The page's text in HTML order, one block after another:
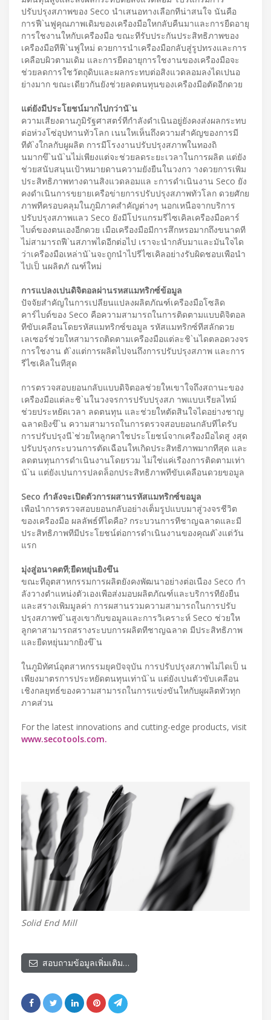
ปรับปรุงสภาพของ Seco นําเสนอทางเลือกทีน่าสนใจ นันคือ
การฟื`นฟูคุณภาพเดิมของเครืองมือใหกลับคืนมาและการยืดอายุ
การใชงานใหกับเครืองมือ ขณะทีรับประกันประสิทธิภาพของ
เครืองมือทีฟื`นฟูใหม่ ดวยการนําเครืองมือกลับสู่รูปทรงและการ
เคลือบผิวตามเดิม และการยืดอายุการใชงานของเครืองมือจะ
ช่วยลดการใชวัตถุดิบและผลกระทบต่อสิงแวดลอมลงไดเปนอ
ย่างมาก ขณะเดียวกันยังช่วยลดตนทุนของเครืองมือตัดอีกดวย
แต่ยังมีประโยชน์มากไปกว่านั`น
ความเสียงดานภูมิรัฐศาสตร์ทีกําลังดําเนินอยู่ยังคงส่งผลกระทบ
ต่อห่วงโซ่อุปทานทัวโลก เนนใหเห็นถึงความสําคัญของการมี
ทีตั`งใกลกับผูผลิต การมีโรงงานปรับปรุงสภาพในทองถิ
นมากขึ`นนั`นไม่เพียงแต่จะช่วยลดระยะเวลาในการผลิต แต่ยัง
ช่วยสนับสนุนเป้าหมายดานความยังยืนในวงกว างดวยการเพิม
ประสิทธิภาพทางดานสิงแวดลอมแล ะการดําเนินงาน Seco ยัง
คงดําเนินการขยายเครือข่ายการปรับปรุงสภาพทัวโลก ดวยศักย
ภาพทีครอบคลุมในภูมิภาคสําคัญต่างๆ นอกเหนือจากบริการ
ปรับปรุงสภาพแลว Seco ยังมีโปรแกรมรีไซเคิลเครืองมือคาร์
ไบด์ของตนเองอีกดวย เมือเครีองมือมีการสึกหรอมากถึงขนาดที
ไม่สามารถฟื`นสภาพไดอีกต่อไป เราจะนํากลับมาและมันใจได
ว่าเครืองมือเหล่านั`นจะถูกนําไปรีไซเคิลอย่างรับผิดชอบเพือนํา
ไปเป็ นผลิตภั ณฑ์ใหม่
การแปลงเปนดิจิตอลผ่านรหสแมทริกซ์ข้อมูล
ปัจจัยสําคัญในการเปลียนแปลงผลิตภัณฑ์เครืองมือโซลิด
คาร์ไบด์ของ Seco คือความสามารถในการติดตามแบบดิจิตอล
ทีขับเคลือนโดยรหัสแมทริกซ์ขอมูล รหัสแมทริกซ์ทีสลักดวย
เลเซอร์ช่วยใหสามารถติดตามเครืองมือแต่ละชิ`นไดตลอดวงจร
การใชงาน ตั`งแต่การผลิตไปจนถึงการปรับปรุงสภาพ และการ
รีไซเคิลในทีสุด
การตรวจสอบยอนกลับแบบดิจิตอลช่วยใหเขาใจถึงสถานะของ
เครืองมือแต่ละชิ`นในวงจรการปรับปรุงสภ าพแบบเรียลไทม์
ช่วยประหยัดเวลา ลดตนทุน และช่วยใหตัดสินใจไดอย่างชาญ
ฉลาดยิงขึ`น ความสามารถในการตรวจสอบยอนกลับทีไดรับ
การปรับปรุงนี`ช่วยใหลูกคาใชประโยชน์จากเครืองมือไดสู งสุด
ปรับปรุงกระบวนการตัดเฉือนใหเกิดประสิทธิภาพมากทีสุด และ
ลดตนทุนการดําเนินงานโดยรวม ไม่ใช่แค่เรืองการติดตามเท่า
นั`น แต่ยังเปนการปลดล็อกประสิทธิภาพทีขับเคลือนดวยขอมูล
Seco กําลังจะเปิดตัวการผสานรหัสแมทริกซ์ขอมูล
เพือนําการตรวจสอบยอนกลับอย่างเต็มรูปแบบมาสู่วงจรชีวิต
ของเครืองมือ ผลลัพธ์ทีไดคือ? กระบวนการทีชาญฉลาดและมี
ประสิทธิภาพทีมีประโยชน์ต่อการดําเนินงานของคุณตั`งแต่วัน
แรก
มุ่งสู่อนาคตที;ยืดหยุ่นยิงขึน
ขณะทีอุตสาหกรรมการผลิตยังคงพัฒนาอย่างต่อเนือง Seco กํา
ลังวางตําแหน่งตัวเองเพือส่งมอบผลิตภัณฑ์และบริการทียังยืน
และสรางเพิมมูลค่า การผสานรวมความสามารถในการปรับ
ปรุงสภาพขั`นสูงเขากับขอมูลและการวิเคราะห์ Seco ช่วยให
ลูกคาสามารถสรางระบบการผลิตทีชาญฉลาด มีประสิทธิภาพ
และยืดหยุ่นมากยิงขึ`น
ในภูมิทัศน์อุตสาหกรรมยุคปัจจุบัน การปรับปรุงสภาพไม่ไดเป็ น
เพียงมาตรการประหยัดตนทุนเท่านั`น แต่ยังเปนตัวขับเคลือน
เชิงกลยุทธ์ของความสามารถในการแข่งขันใหกับผูผลิตทัวทุก
ภาคส่วน
For the latest innovations and cutting-edge products, visit
www.secotools.com.
Solid End Mill
สอบถามข้อมูลเพิ่มเติม…